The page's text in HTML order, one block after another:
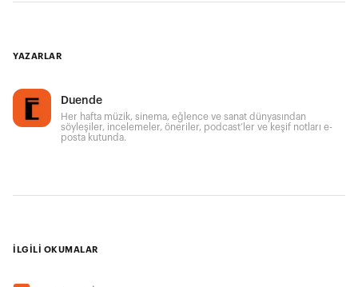
YAZARLAR
Duende
Her hafta müzik, sinema, eğlence ve sanat dünyasından
söyleşiler, incelemeler, öneriler, podcast’ler ve keşif notları e-
posta kutunda.
İLGİLİ OKUMALAR